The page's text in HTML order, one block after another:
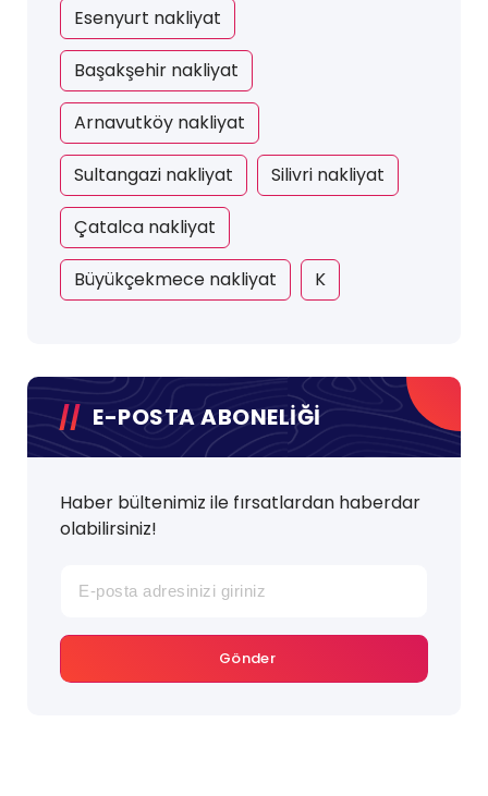
Esenyurt nakliyat
Başakşehir nakliyat
Arnavutköy nakliyat
Sultangazi nakliyat Silivri nakliyat
Çatalca nakliyat
Büyükçekmece nakliyat K
E-POSTA ABONELİĞİ
Haber bültenimiz ile fırsatlardan haberdar
olabilirsiniz!
Gönder